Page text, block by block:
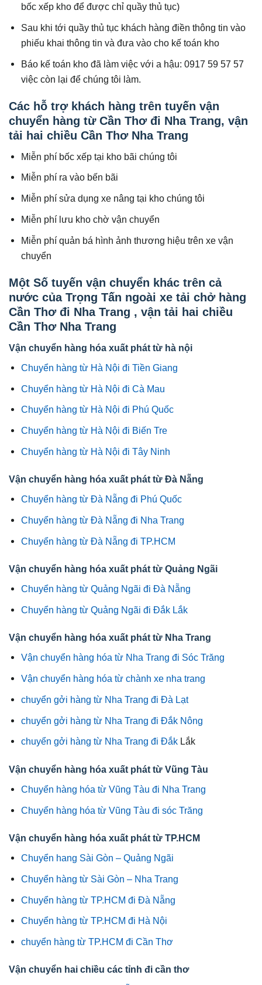
bốc xếp kho để được chỉ quầy thủ tục)
Sau khi tới quầy thủ tục khách hàng điền thông tin vào
phiếu khai thông tin và đưa vào cho kế toán kho
Báo kế toán kho đã làm việc với a hậu: 0917 59 57 57
việc còn lại để chúng tôi làm.
Các hỗ trợ khách hàng trên tuyến vận
chuyển hàng từ Cần Thơ đi Nha Trang, vận
tải hai chiều Cần Thơ Nha Trang
Miễn phí bốc xếp tại kho bãi chúng tôi
Miễn phí ra vào bến bãi
Miễn phí sửa dụng xe nâng tại kho chúng tôi
Miễn phí lưu kho chờ vận chuyển
Miễn phí quản bá hình ảnh thương hiệu trên xe vận
chuyển
Một Số tuyến vận chuyển khác trên cả
nước của Trọng Tấn ngoài xe tải chở hàng
Cần Thơ đi Nha Trang , vận tải hai chiều
Cần Thơ Nha Trang
Vận chuyển hàng hóa xuất phát từ hà nội
Chuyển hàng từ Hà Nội đi Tiền Giang
Chuyển hàng từ Hà Nội đi Cà Mau
Chuyển hàng từ Hà Nội đi Phú Quốc
Chuyển hàng từ Hà Nội đi Biến Tre
Chuyển hàng từ Hà Nội đi Tây Ninh
Vận chuyển hàng hóa xuất phát từ Đà Nẵng
Chuyển hàng từ Đà Nẵng đi Phú Quốc
Chuyển hàng từ Đà Nẵng đi Nha Trang
Chuyển hàng từ Đà Nẵng đi TP.HCM
Vận chuyển hàng hóa xuất phát từ Quảng Ngãi
Chuyển hàng từ Quảng Ngãi đi Đà Nẵng
Chuyển hàng từ Quảng Ngãi đi Đắk Lắk
Vận chuyển hàng hóa xuất phát từ Nha Trang
Vận chuyển hàng hóa từ Nha Trang đi Sóc Trăng
Vận chuyển hàng hóa từ chành xe nha trang
chuyển gởi hàng từ Nha Trang đi Đà Lạt
chuyển gởi hàng từ Nha Trang đi Đắk Nông
chuyển gởi hàng từ Nha Trang đi Đắk Lắk
Vận chuyển hàng hóa xuất phát từ Vũng Tàu
Chuyển hàng hóa từ Vũng Tàu đi Nha Trang
Chuyển hàng hóa từ Vũng Tàu đi sóc Trăng
Vận chuyển hàng hóa xuất phát từ TP.HCM
Chuyển hang Sài Gòn – Quảng Ngãi
Chuyển hàng từ Sài Gòn – Nha Trang
Chuyển hàng từ TP.HCM đi Đà Nẵng
Chuyển hàng từ TP.HCM đi Hà Nội
chuyển hàng từ TP.HCM đi Cần Thơ
Vận chuyển hai chiều các tỉnh đi cần thơ